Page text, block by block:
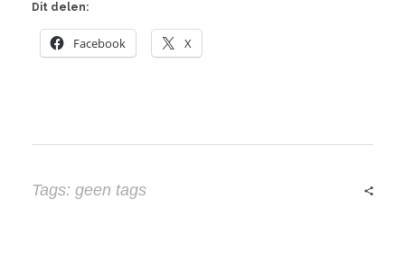
Dit delen:
Facebook X
Tags: geen tags